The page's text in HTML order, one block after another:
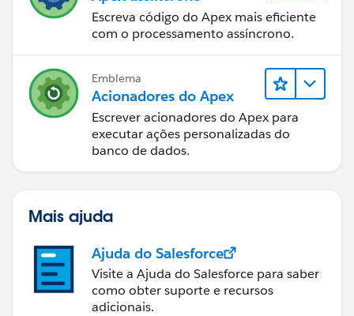
Escreva código do Apex mais eficiente
com o processamento assíncrono.
Emblema
Acionadores do Apex
Escrever acionadores do Apex para
executar ações personalizadas do
banco de dados.
Mais ajuda
Ajuda do Salesforce
Visite a Ajuda do Salesforce para saber
como obter suporte e recursos
adicionais.